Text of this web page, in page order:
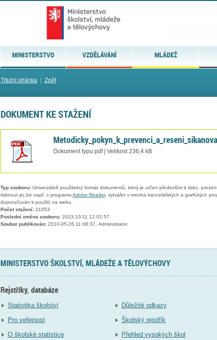
MINISTERSTVO VZDĚLÁVÁNÍ MLÁDEŽ
Titulní stránka| Zpět
DOKUMENT KE STAŽENÍ
Dokument typu pdf | Velikost 236,4 kB
Typ souboru:Univerzálně použitelný formát dokumentů, který je určen především k tisku,
tisknout jej lze např. v programu Adobe Reader, vytvářet v mnoha kancelářských a grafických
doporučován k použití na webu.
Počet stažení:21053
Poslední změna souboru:2013-10-11 12:02:57
Soubor publikován:2010-05-26 11:08:37, Administrator
MINISTERSTVO ŠKOLSTVÍ, MLÁDEŽE A TĚLOVÝCHOVY
Rejstříky, databáze
Statistika školství
Pro veřejnost
O školské statistice
Důležité odkazy
Školský rejstřík
Přehled vysokých škol